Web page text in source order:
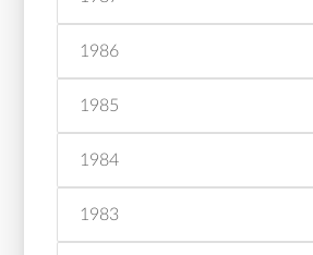
1986
1985
1984
1983